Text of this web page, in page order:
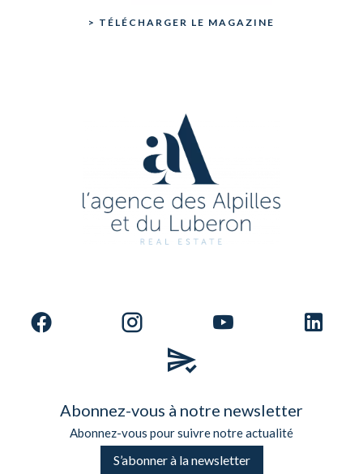
> TÉLÉCHARGER LE MAGAZINE
Abonnez-vous à notre newsletter
Abonnez-vous pour suivre notre actualité
S’abonner à la newsletter